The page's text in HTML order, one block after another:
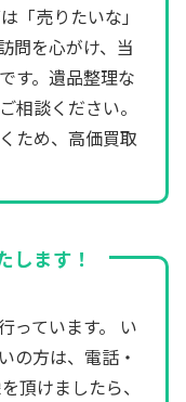
「売りたいな」
問を心がけ、当
す。遺品整理な
相談ください。
ため、高価買取
します！
っています。 い
の方は、電話・
頂けましたら、